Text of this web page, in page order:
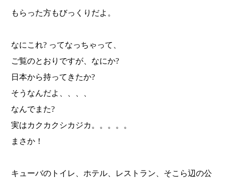
もらった方もびっくりだよ。
なにこれ? ってなっちゃって、
ご覧のとおりですが、なにか?
日本から持ってきたか?
そうなんだよ、、、、
なんでまた?
実はカクカクシカジカ。。。。。
まさか！
キューバのトイレ、ホテル、レストラン、そこら辺の公